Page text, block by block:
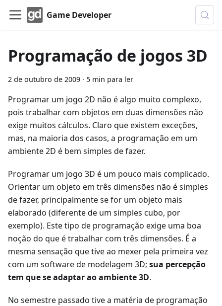
Game Developer
Programação de jogos 3D
2 de outubro de 2009 · 5 min para ler
Programar um jogo 2D não é algo muito complexo,
pois trabalhar com objetos em duas dimensões não
exige muitos cálculos. Claro que existem exceções,
mas, na maioria dos casos, a programação em um
ambiente 2D é bem simples de fazer.
Programar um jogo 3D é um pouco mais complicado.
Orientar um objeto em três dimensões não é simples
de fazer, principalmente se for um objeto mais
elaborado (diferente de um simples cubo, por
exemplo). Este tipo de programação exige uma boa
noção do que é trabalhar com três dimensões. É a
mesma sensação que tive ao mexer pela primeira vez
com um software de modelagem 3D; sua percepção
tem que se adaptar ao ambiente 3D.
No semestre passado tive a matéria de programação